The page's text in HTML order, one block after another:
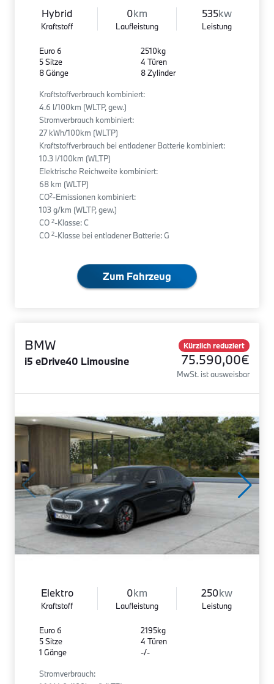
Hybrid
Kraftstoff
0km
Laufleistung
535kw
Leistung
Euro 6
5 Sitze
8 Gänge
2510kg
4 Türen
8 Zylinder
Kraftstoffverbrauch kombiniert:
4.6 l/100km (WLTP, gew.)
Stromverbrauch kombiniert:
27 kWh/100km (WLTP)
Kraftstoffverbrauch bei entladener Batterie kombiniert:
10.3 l/100km (WLTP)
Elektrische Reichweite kombiniert:
68 km (WLTP)
CO2-Emissionen kombiniert:
103 g/km (WLTP, gew.)
CO 2-Klasse: C
CO 2-Klasse bei entladener Batterie: G
Zum Fahrzeug
BMW
i5 eDrive40 Limousine
Kürzlich reduziert
75.590,00€
MwSt. ist ausweisbar
Elektro
Kraftstoff
0km
Laufleistung
250kw
Leistung
Euro 6
5 Sitze
1 Gänge
2195kg
4 Türen
-/-
Stromverbrauch: